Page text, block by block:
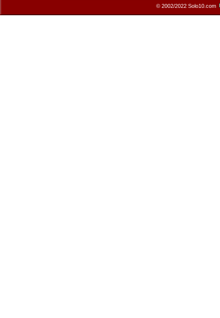
© 2002/2022 Solo10.com